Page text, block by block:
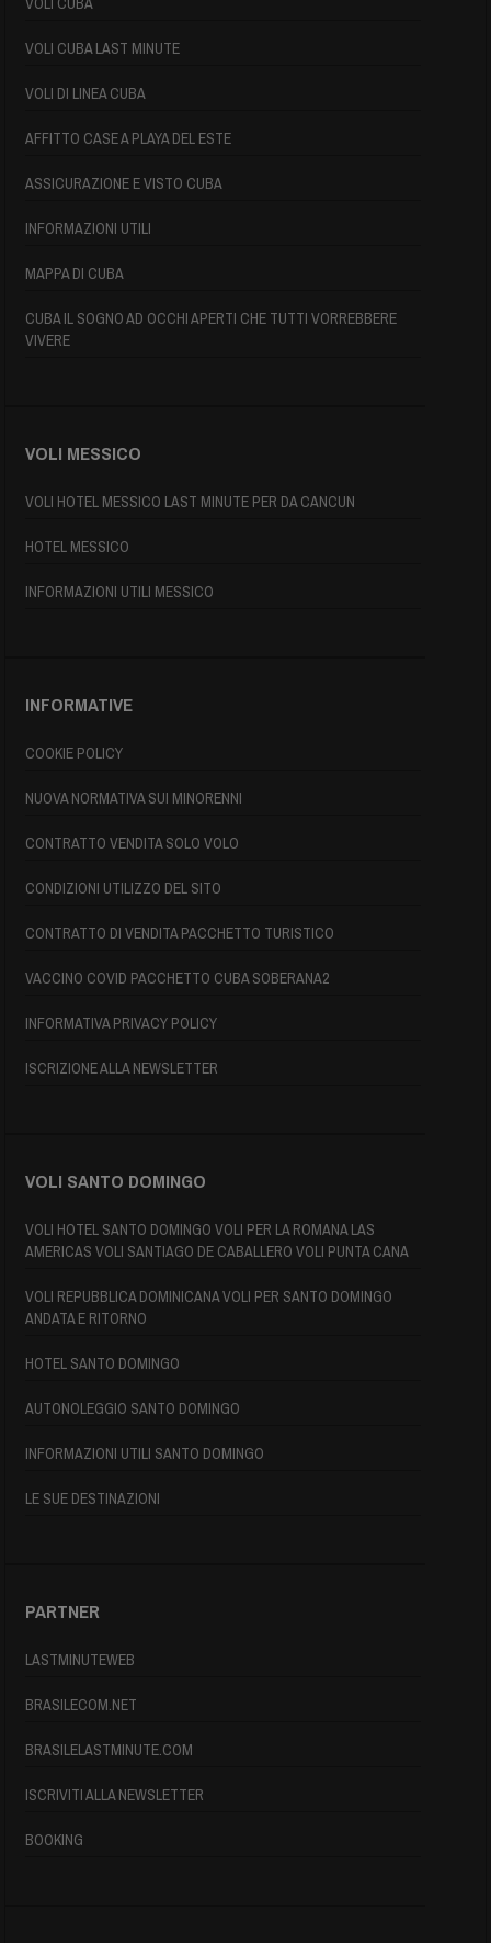
VOLI CUBA LAST MINUTE
VOLI DI LINEA CUBA
AFFITTO CASE A PLAYA DEL ESTE
ASSICURAZIONE E VISTO CUBA
INFORMAZIONI UTILI
MAPPA DI CUBA
CUBA IL SOGNO AD OCCHI APERTI CHE TUTTI VORREBBERE
VIVERE
VOLI MESSICO
VOLI HOTEL MESSICO LAST MINUTE PER DA CANCUN
HOTEL MESSICO
INFORMAZIONI UTILI MESSICO
INFORMATIVE
COOKIE POLICY
NUOVA NORMATIVA SUI MINORENNI
CONTRATTO VENDITA SOLO VOLO
CONDIZIONI UTILIZZO DEL SITO
CONTRATTO DI VENDITA PACCHETTO TURISTICO
VACCINO COVID PACCHETTO CUBA SOBERANA2
INFORMATIVA PRIVACY POLICY
ISCRIZIONE ALLA NEWSLETTER
VOLI SANTO DOMINGO
VOLI HOTEL SANTO DOMINGO VOLI PER LA ROMANA LAS
AMERICAS VOLI SANTIAGO DE CABALLERO VOLI PUNTA CANA
VOLI REPUBBLICA DOMINICANA VOLI PER SANTO DOMINGO
ANDATA E RITORNO
HOTEL SANTO DOMINGO
AUTONOLEGGIO SANTO DOMINGO
INFORMAZIONI UTILI SANTO DOMINGO
LE SUE DESTINAZIONI
PARTNER
LASTMINUTEWEB
BRASILECOM.NET
BRASILELASTMINUTE.COM
ISCRIVITI ALLA NEWSLETTER
BOOKING